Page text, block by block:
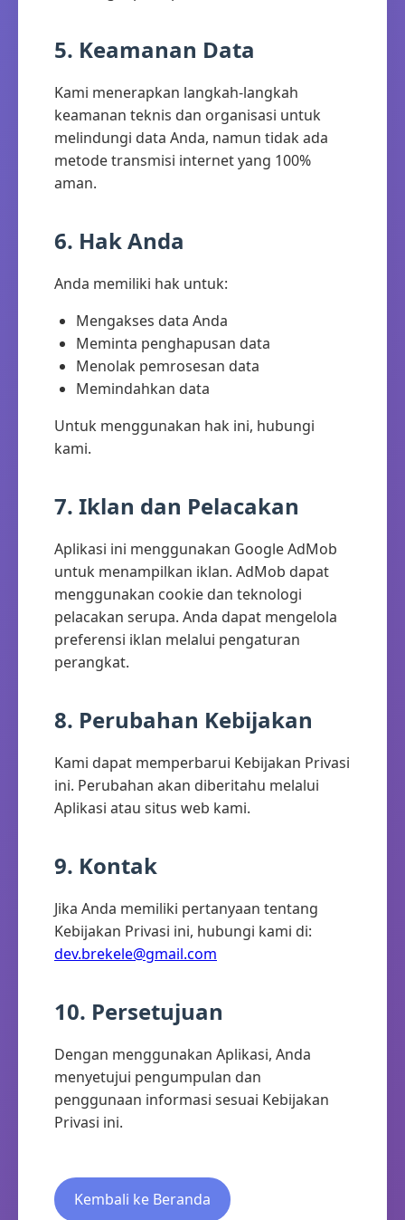
5. Keamanan Data
Kami menerapkan langkah-langkah
keamanan teknis dan organisasi untuk
melindungi data Anda, namun tidak ada
metode transmisi internet yang 100%
aman.
6. Hak Anda
Anda memiliki hak untuk:
Mengakses data Anda
Meminta penghapusan data
Menolak pemrosesan data
Memindahkan data
Untuk menggunakan hak ini, hubungi
kami.
7. Iklan dan Pelacakan
Aplikasi ini menggunakan Google AdMob
untuk menampilkan iklan. AdMob dapat
menggunakan cookie dan teknologi
pelacakan serupa. Anda dapat mengelola
preferensi iklan melalui pengaturan
perangkat.
8. Perubahan Kebijakan
Kami dapat memperbarui Kebijakan Privasi
ini. Perubahan akan diberitahu melalui
Aplikasi atau situs web kami.
9. Kontak
Jika Anda memiliki pertanyaan tentang
Kebijakan Privasi ini, hubungi kami di:
dev.brekele@gmail.com
10. Persetujuan
Dengan menggunakan Aplikasi, Anda
menyetujui pengumpulan dan
penggunaan informasi sesuai Kebijakan
Privasi ini.
Kembali ke Beranda